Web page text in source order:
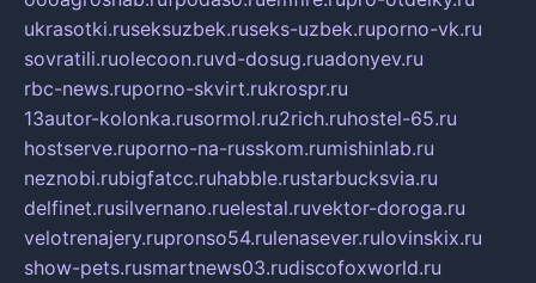
ukrasotki.ruseksuzbek.ruseks-uzbek.ruporno-vk.ru
sovratili.ruolecoon.ruvd-dosug.ruadonyev.ru
rbc-news.ruporno-skvirt.rukrospr.ru
13autor-kolonka.rusormol.ru2rich.ruhostel-65.ru
hostserve.ruporno-na-russkom.rumishinlab.ru
neznobi.rubigfatcc.ruhabble.rustarbucksvia.ru
delfinet.rusilvernano.ruelestal.ruvektor-doroga.ru
velotrenajery.rupronso54.rulenasever.rulovinskix.ru
show-pets.rusmartnews03.rudiscofoxworld.ru